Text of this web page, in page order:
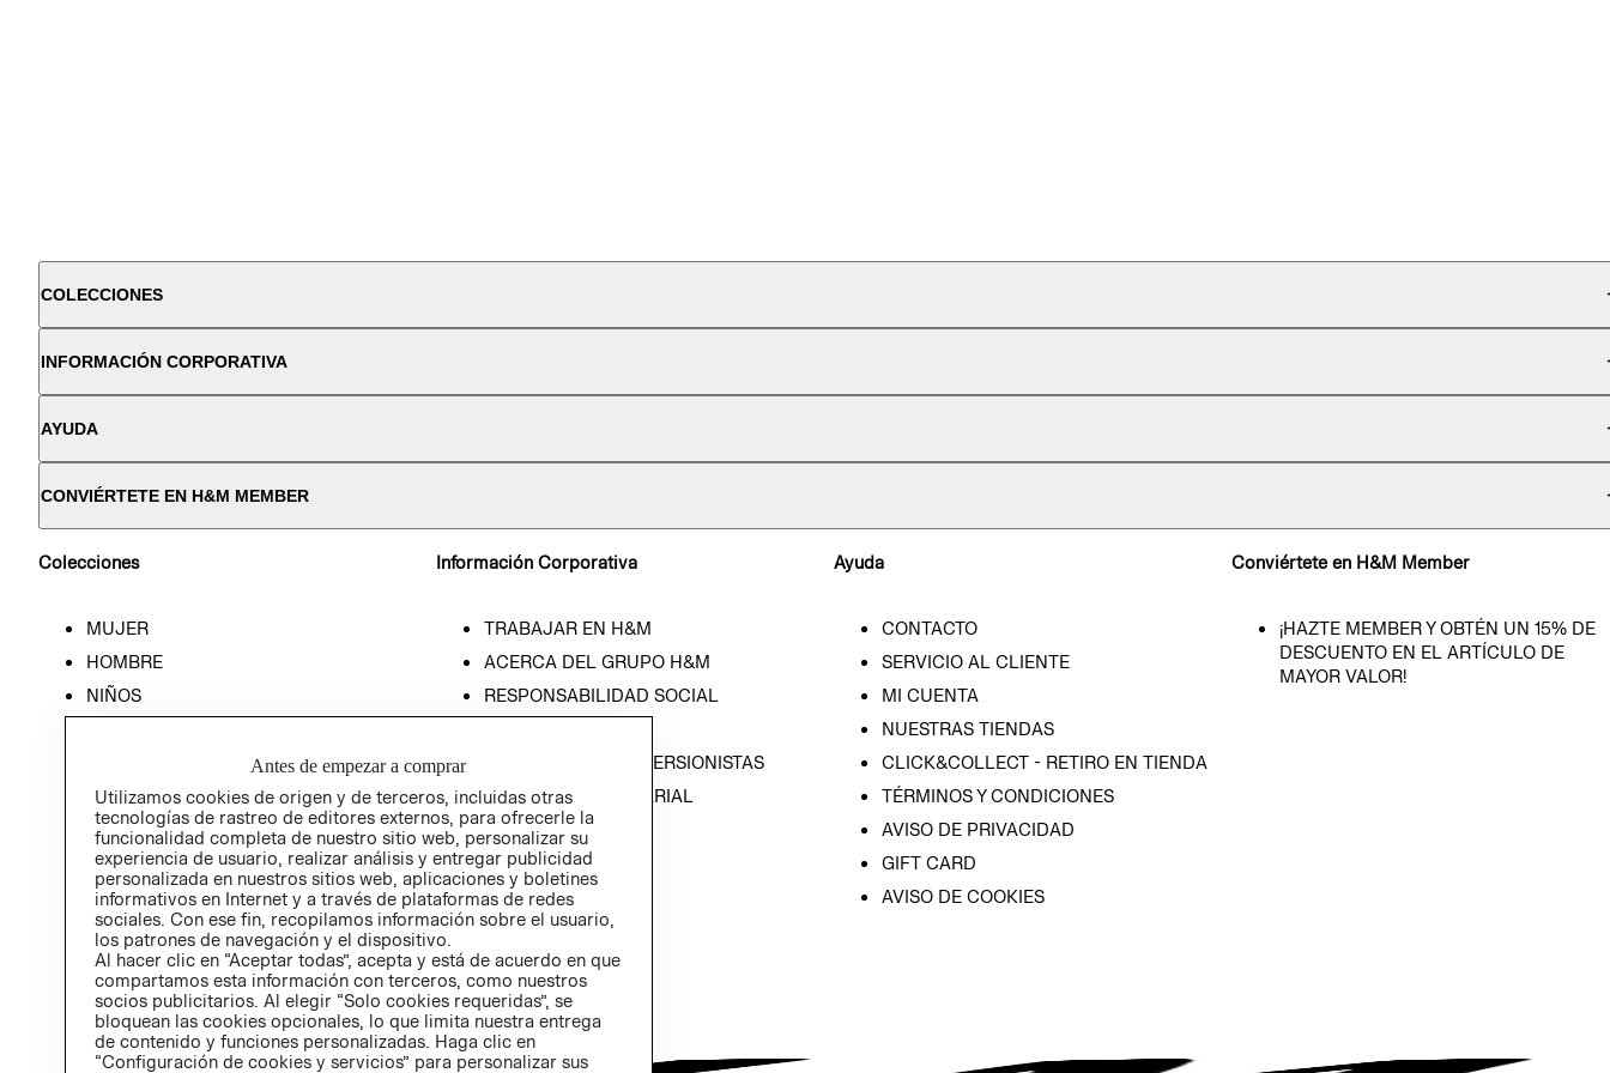
COLECCIONES
INFORMACIÓN CORPORATIVA
AYUDA
CONVIÉRTETE EN H&M MEMBER
Colecciones
MUJER
HOMBRE
NIÑOS
Información Corporativa
TRABAJAR EN H&M
ACERCA DEL GRUPO H&M
RESPONSABILIDAD SOCIAL
RELACIÓN CON INVERSIONISTAS
POLÍTICA EMPRESARIAL
Ayuda
CONTACTO
SERVICIO AL CLIENTE
MI CUENTA
NUESTRAS TIENDAS
CLICK&COLLECT - RETIRO EN TIENDA
TÉRMINOS Y CONDICIONES
AVISO DE PRIVACIDAD
GIFT CARD
AVISO DE COOKIES
Conviértete en H&M Member
¡HAZTE MEMBER Y OBTÉN UN 15% DE
DESCUENTO EN EL ARTÍCULO DE
MAYOR VALOR!
Antes de empezar a comprar
Utilizamos cookies de origen y de terceros, incluidas otras
tecnologías de rastreo de editores externos, para ofrecerle la
funcionalidad completa de nuestro sitio web, personalizar su
experiencia de usuario, realizar análisis y entregar publicidad
personalizada en nuestros sitios web, aplicaciones y boletines
informativos en Internet y a través de plataformas de redes
sociales. Con ese fin, recopilamos información sobre el usuario,
los patrones de navegación y el dispositivo.
Al hacer clic en “Aceptar todas”, acepta y está de acuerdo en que
compartamos esta información con terceros, como nuestros
socios publicitarios. Al elegir “Solo cookies requeridas”, se
bloquean las cookies opcionales, lo que limita nuestra entrega
de contenido y funciones personalizadas. Haga clic en
“Configuración de cookies y servicios” para personalizar sus